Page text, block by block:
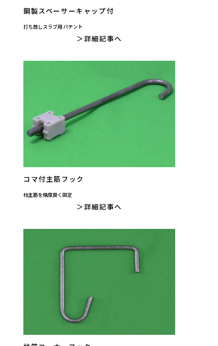
鋼製スペーサーキャップ付
打ち放しスラブ用 パテント
詳細記事へ
コマ付主筋フック
柱主筋を精度良く固定
詳細記事へ